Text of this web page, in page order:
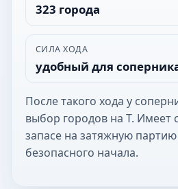
323 города
СИЛА ХОДА
удобный для
После такого хода у
выбор городов на Т. Имеет
запасе на затяжную
безопасного начала.